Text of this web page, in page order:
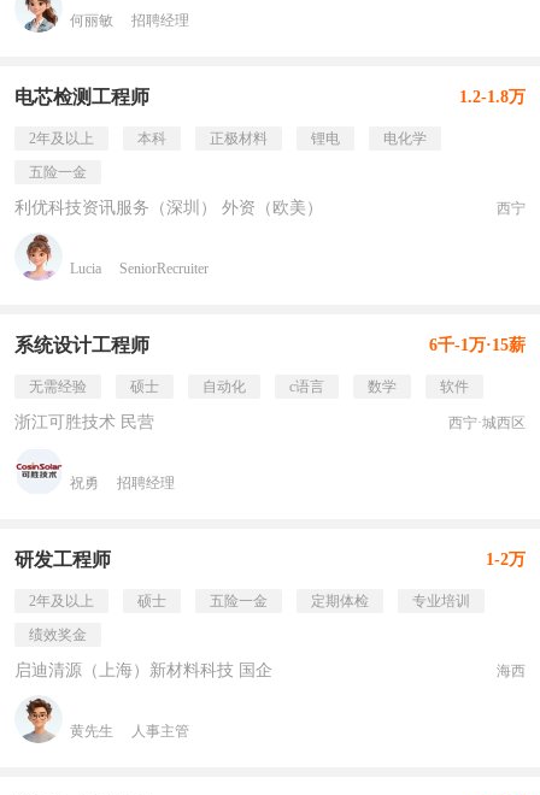
何丽敏 招聘经理
电芯检测工程师 1.2-1.8万
2年及以上 本科 正极材料 锂电
电化学
五险一金
利优科技资讯服务（深圳） 外资（欧美） 西宁
Lucia SeniorRecruiter
系统设计工程师 6千-1万·15薪
无需经验 硕士 自动化 c语言 数学 软件
浙江可胜技术 民营 西宁·城西区
祝勇 招聘经理
研发工程师 1-2万
2年及以上 硕士 五险一金 定期体检
专业培训
绩效奖金
启迪清源（上海）新材料科技 国企 海西
黄先生 人事主管